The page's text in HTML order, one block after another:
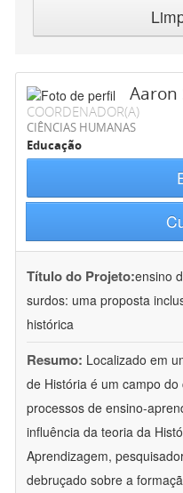
Aaron
COORDENADOR(A)
CIÊNCIAS HUMANAS
Educação
Título do Projeto:ensino
surdos: uma proposta
histórica
Resumo: Localizado em
de História é um campo
processos de ensino-
influência da teoria da
Aprendizagem,
debruçado sobre a